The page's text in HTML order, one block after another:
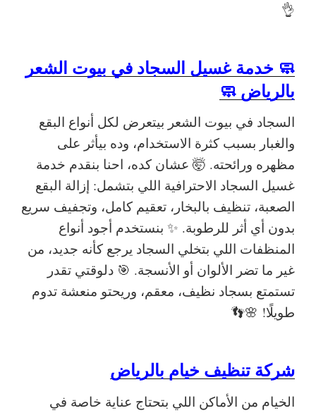
👌
🧼 خدمة غسيل السجاد في بيوت الشعر
بالرياض 🧼
السجاد في بيوت الشعر بيتعرض لكل أنواع البقع
والغبار بسبب كثرة الاستخدام، وده بيأثر على
مظهره ورائحته. 🤯 عشان كده، احنا بنقدم خدمة
غسيل السجاد الاحترافية اللي بتشمل: إزالة البقع
الصعبة، تنظيف بالبخار، تعقيم كامل، وتجفيف سريع
بدون أي أثر للرطوبة. ✨ بنستخدم أجود أنواع
المنظفات اللي بتخلي السجاد يرجع كأنه جديد، من
غير ما تضر الألوان أو الأنسجة. 🎯 دلوقتي تقدر
تستمتع بسجاد نظيف، معقم، وريحتو منعشة تدوم
طويلًا! 🌸👣
شركة تنظيف خيام بالرياض
الخيام من الأماكن اللي بتحتاج عناية خاصة في